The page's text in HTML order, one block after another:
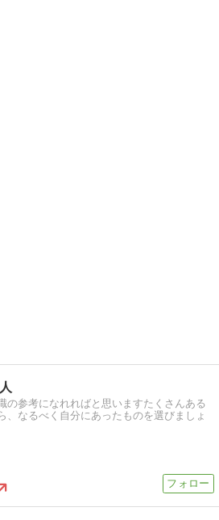
の参考になれればと思いますたくさんある
、なるべく自分にあったものを選びましょ